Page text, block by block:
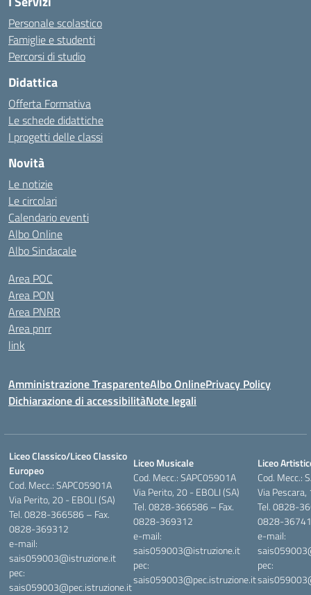
Personale scolastico
Famiglie e studenti
Percorsi di studio
Didattica
Offerta Formativa
Le schede didattiche
I progetti delle classi
Novità
Le notizie
Le circolari
Calendario eventi
Albo Online
Albo Sindacale
Area POC
Area PON
Area PNRR
Area pnrr
link
Amministrazione TrasparenteAlbo OnlinePrivacy Policy
Dichiarazione di accessibilitàNote legali
Liceo Classico/Liceo Classico
Europeo
Cod. Mecc.: SAPC05901A
Via Perito, 20 - EBOLI (SA)
Tel. 0828-366586 – Fax.
0828-369312
e-mail:
sais059003@istruzione.it
pec:
sais059003@pec.istruzione.it
Liceo Musicale
Cod. Mecc.: SAPC05901A
Via Perito, 20 - EBOLI (SA)
Tel. 0828-366586 – Fax.
0828-369312
e-mail:
sais059003@istruzione.it
pec:
sais059003@pec.istruzione.it
Liceo
Cod. Mecc.:
Via
Tel. 0828-
0828-
e-mail:
pec: